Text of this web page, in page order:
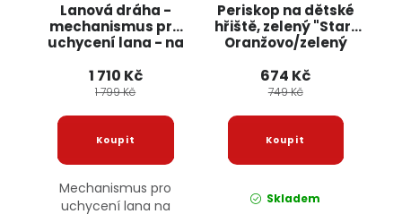
Lanová dráha -
mechanismus pro
uchycení lana - na
1 710 Kč
1 799 Kč
Mechanismus pro
uchycení lana na
Periskop na dětské
hřiště, zelený "Star"
Oranžovo/zelený
674 Kč
749 Kč
Skladem